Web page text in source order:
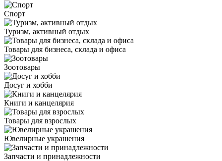
Спорт
Туризм, активный отдых
Товары для бизнеса, склада и офиса
Зоотовары
Досуг и хобби
Книги и канцелярия
Товары для взрослых
Ювелирные украшения
Запчасти и принадлежности